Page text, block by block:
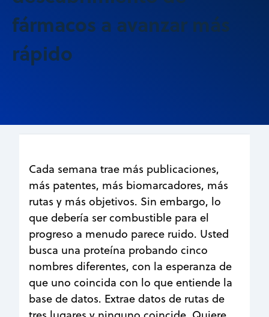
fármacos a avanzar más
rápido
Cada semana trae más publicaciones,
más patentes, más biomarcadores, más
rutas y más objetivos. Sin embargo, lo
que debería ser combustible para el
progreso a menudo parece ruido. Usted
busca una proteína probando cinco
nombres diferentes, con la esperanza de
que uno coincida con lo que entiende la
base de datos. Extrae datos de rutas de